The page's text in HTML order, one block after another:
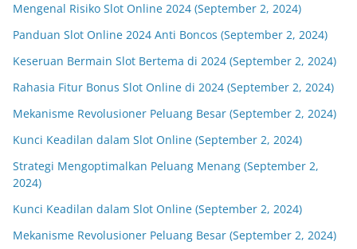
Mengenal Risiko Slot Online 2024 (September 2, 2024)
Panduan Slot Online 2024 Anti Boncos (September 2, 2024)
Keseruan Bermain Slot Bertema di 2024 (September 2, 2024)
Rahasia Fitur Bonus Slot Online di 2024 (September 2, 2024)
Mekanisme Revolusioner Peluang Besar (September 2, 2024)
Kunci Keadilan dalam Slot Online (September 2, 2024)
Strategi Mengoptimalkan Peluang Menang (September 2,
2024)
Kunci Keadilan dalam Slot Online (September 2, 2024)
Mekanisme Revolusioner Peluang Besar (September 2, 2024)